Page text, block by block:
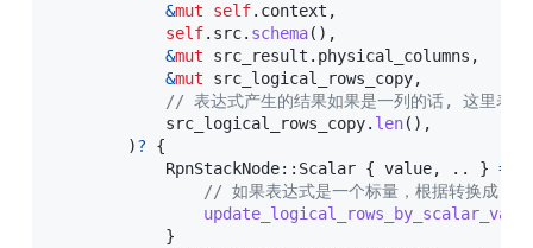
&mut self. context ,
self. src. schema( ) ,
&mut src_result . physical_columns ,
&mut src_logical_rows_copy,
// 表达式产生的结果如果是一列的话, 这里表示
            src_logical_rows_copy
. len( ) ,
)?
{
RpnStackNode:: Scalar { value, .. } =>
// 如果表达式是一个标量，根据转换成
}